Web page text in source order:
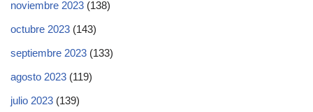
noviembre 2023 (138)
octubre 2023 (143)
septiembre 2023 (133)
agosto 2023 (119)
julio 2023 (139)